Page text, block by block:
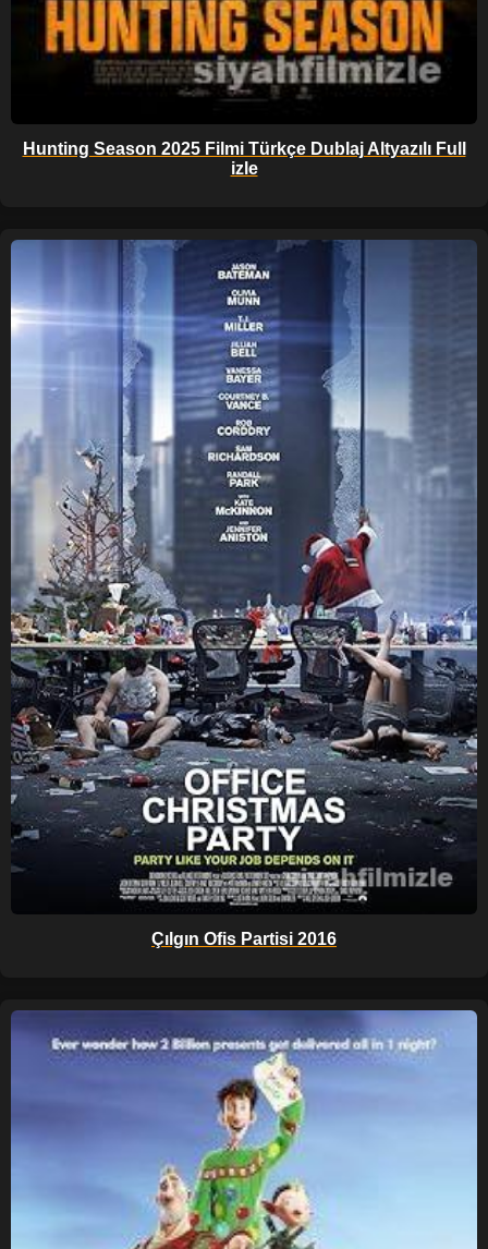
Hunting Season 2025 Filmi Türkçe Dublaj Altyazılı Full
izle
Çılgın Ofis Partisi 2016